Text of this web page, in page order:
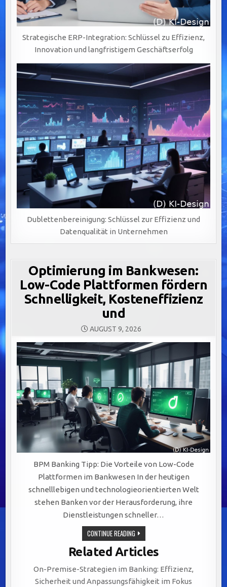
Strategische ERP-Integration: Schlüssel zu Effizienz,
Innovation und langfristigem Geschäftserfolg
Dublettenbereinigung: Schlüssel zur Effizienz und
Datenqualität in Unternehmen
Optimierung im Bankwesen:
Low-Code Plattformen fördern
Schnelligkeit, Kosteneffizienz
und
AUGUST 9, 2026
BPM Banking Tipp: Die Vorteile von Low-Code
Plattformen im Bankwesen In der heutigen
schnelllebigen und technologieorientierten Welt
stehen Banken vor der Herausforderung, ihre
Dienstleistungen schneller…
CONTINUE READINGOPTIMIERUNG
IM
BANKWESEN:
LOW-
CODE
PLATTFORMEN
FÖRDERN
SCHNELLIGKEIT,
Related Articles
On-Premise-Strategien im Banking: Effizienz,
Sicherheit und Anpassungsfähigkeit im Fokus